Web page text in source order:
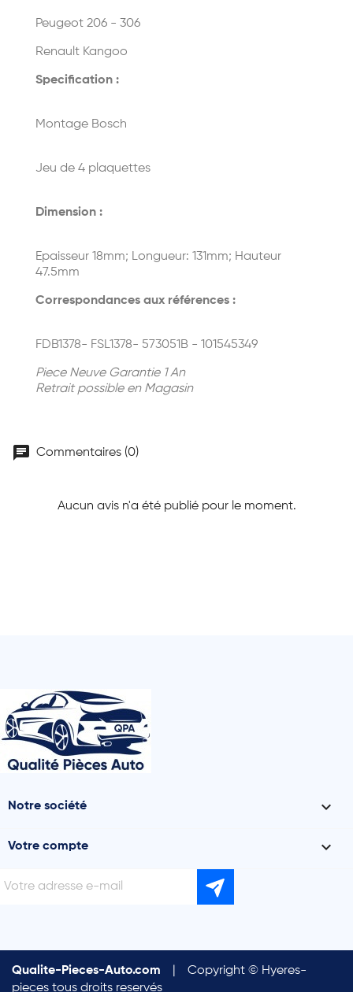
Peugeot 206 - 306
Renault Kangoo
Specification :
Montage Bosch
Jeu de 4 plaquettes
Dimension :
Epaisseur 18mm; Longueur: 131mm; Hauteur
47.5mm
Correspondances aux références :
FDB1378- FSL1378- 573051B - 101545349
Piece Neuve Garantie 1 An
Retrait possible en Magasin
chat Commentaires (0)
Aucun avis n'a été publié pour le moment.
Notre société 
Votre compte 
Qualite-Pieces-Auto.com
Copyright © Hyeres-
pieces tous droits reservés